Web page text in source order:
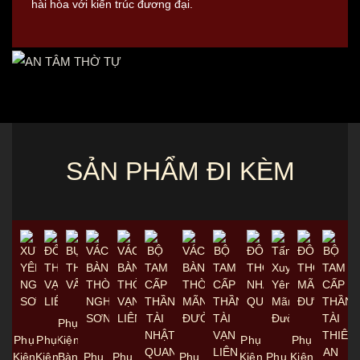
hài hòa với kiến trúc đương đại.
SẢN PHẨM ĐI KÈM
Phụ
Kiện
Phụ
Kiện
Phụ
Kiện
Bàn Phụ
Phụ
Phụ
Phụ
Kiện Phụ
Phụ
Kiện